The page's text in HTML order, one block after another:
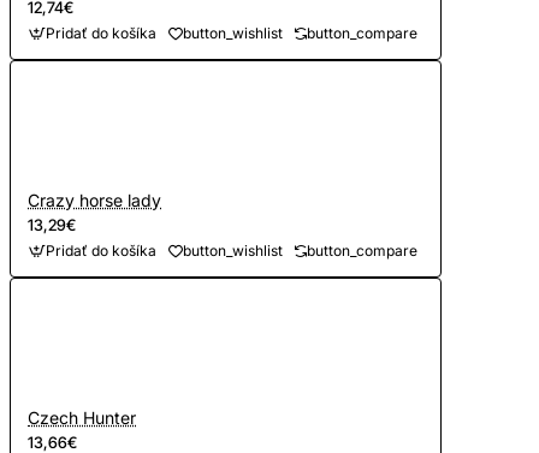
12,74€
Pridať do košíka button_wishlist button_compare
Crazy horse lady
13,29€
Pridať do košíka button_wishlist button_compare
Czech Hunter
13,66€